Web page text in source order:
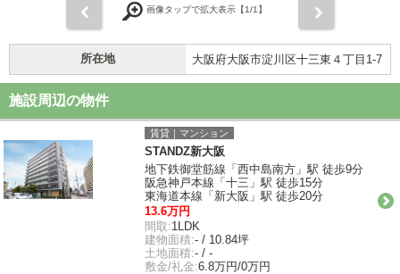
画像タップで拡大表示【1/1】
所在地 大阪府大阪市淀川区十三東４丁目1-7
施設周辺の物件
賃貸｜マンション
STANDZ新大阪
地下鉄御堂筋線「西中島南方」駅 徒歩9分
阪急神戸本線「十三」駅 徒歩15分
東海道本線「新大阪」駅 徒歩20分
13.6万円
間取:1LDK
建物面積:- / 10.84坪
土地面積:- / -
敷金/礼金:6.8万円/0万円